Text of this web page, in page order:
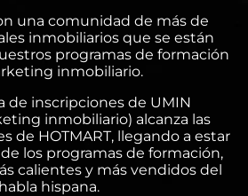
una comunidad de más de
inmobiliarios que se están
programas de formación
inmobiliario.
de inscripciones de UMIN
inmobiliario) alcanza las
de HOTMART, llegando a estar
los programas de formación,
calientes y más vendidos del
habla hispana.